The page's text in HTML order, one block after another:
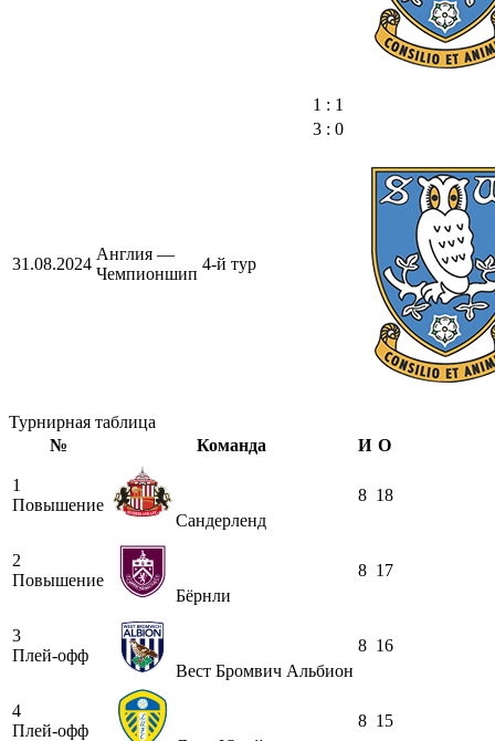
1 : 1
31.08.2024
Англия —
Чемпионшип
4-й тур
3 : 0
Турнирная таблица
№
Команда И О
1
Повышение
Сандерленд
8 18
2
Повышение
Бёрнли
8 17
3
Плей-офф
Вест Бромвич Альбион
8 16
4
Плей-офф
8 15